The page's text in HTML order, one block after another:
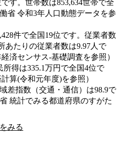
す。世帯数は853,634世帯で全
省 令和3年人口動態データを参
件で全国19位です。従業者数
あたりの従業者数は9.97人で
済センサス‐基礎調査を参照）
得は335.1万円で全国4位で
算(令和元年度)を参照）
差指数（交通・通信）は98.9で
統計でみる都道府県のすがた
みる